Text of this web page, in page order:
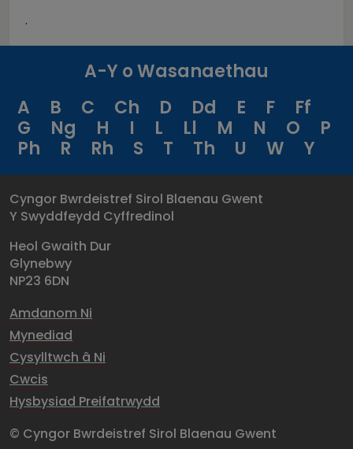
.
A-Y o Wasanaethau
A
B C Ch D Dd E F
Ff
G
Ng H I L Ll M N O
P
Ph
R Rh S T Th U W Y
Cyngor Bwrdeistref Sirol Blaenau Gwent
Y Swyddfeydd Cyffredinol
Heol Gwaith Dur
Glynebwy
NP23 6DN
Amdanom Ni
Mynediad
Cysylltwch â Ni
Cwcis
Hysbysiad Preifatrwydd
© Cyngor Bwrdeistref Sirol Blaenau Gwent